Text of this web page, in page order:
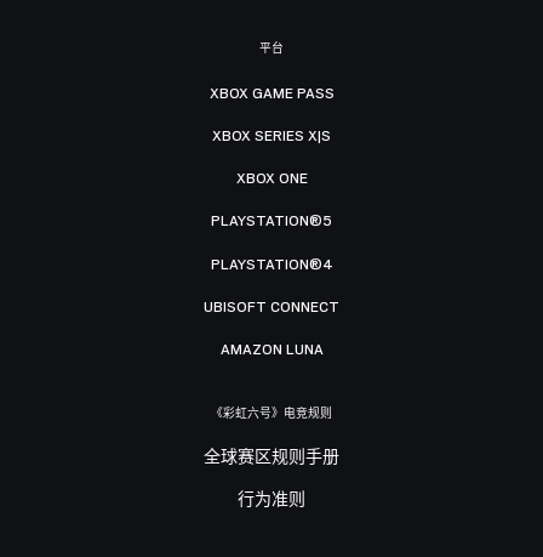
平台
XBOX GAME PASS
XBOX SERIES X|S
XBOX ONE
PLAYSTATION®5
PLAYSTATION®4
UBISOFT CONNECT
AMAZON LUNA
《彩虹六号》电竞规则
全球赛区规则手册
行为准则